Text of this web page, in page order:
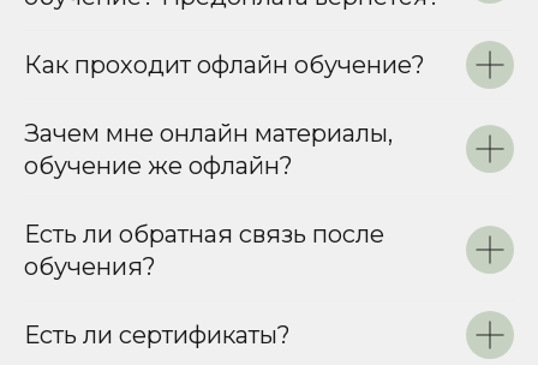
Как проходит офлайн обучение?
Зачем мне онлайн материалы,
обучение же офлайн?
Есть ли обратная связь после
обучения?
Есть ли сертификаты?